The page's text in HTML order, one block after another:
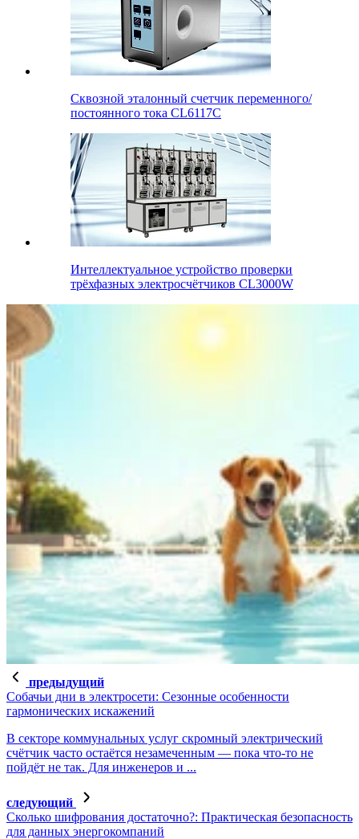
Сквозной эталонный счетчик переменного/
постоянного тока CL6117C
Интеллектуальное устройство проверки
трёхфазных электросчётчиков CL3000W
предыдущий
Собачьи дни в электросети: Сезонные особенности
гармонических искажений
В секторе коммунальных услуг скромный электрический
счётчик часто остаётся незамеченным — пока что-то не
пойдёт не так. Для инженеров и ...
следующий
Сколько шифрования достаточно?: Практическая безопасность
для данных энергокомпаний